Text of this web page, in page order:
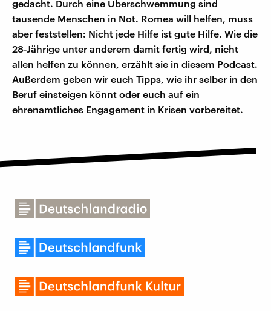
gedacht. Durch eine Überschwemmung sind
tausende Menschen in Not. Romea will helfen, muss
aber feststellen: Nicht jede Hilfe ist gute Hilfe. Wie die
28-Jährige unter anderem damit fertig wird, nicht
allen helfen zu können, erzählt sie in diesem Podcast.
Außerdem geben wir euch Tipps, wie ihr selber in den
Beruf einsteigen könnt oder euch auf ein
ehrenamtliches Engagement in Krisen vorbereitet.